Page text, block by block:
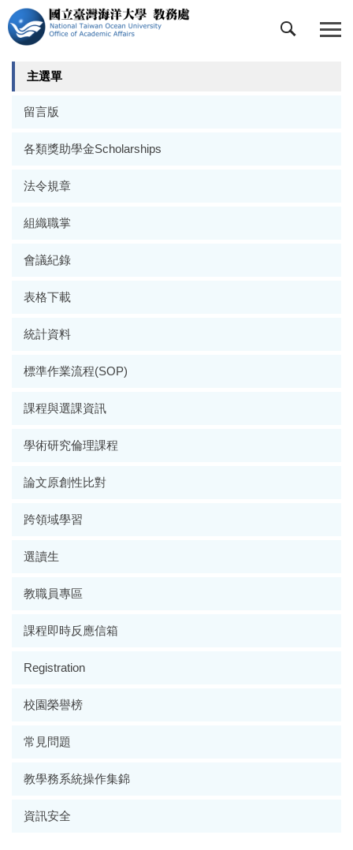
跳
到
主
要
主選單
留言版
各類獎助學金Scholarships
法令規章
組織職掌
會議紀錄
表格下載
統計資料
標準作業流程(SOP)
課程與選課資訊
學術研究倫理課程
論文原創性比對
跨領域學習
選讀生
教職員專區
課程即時反應信箱
Registration
校園榮譽榜
常見問題
教學務系統操作集錦
資訊安全